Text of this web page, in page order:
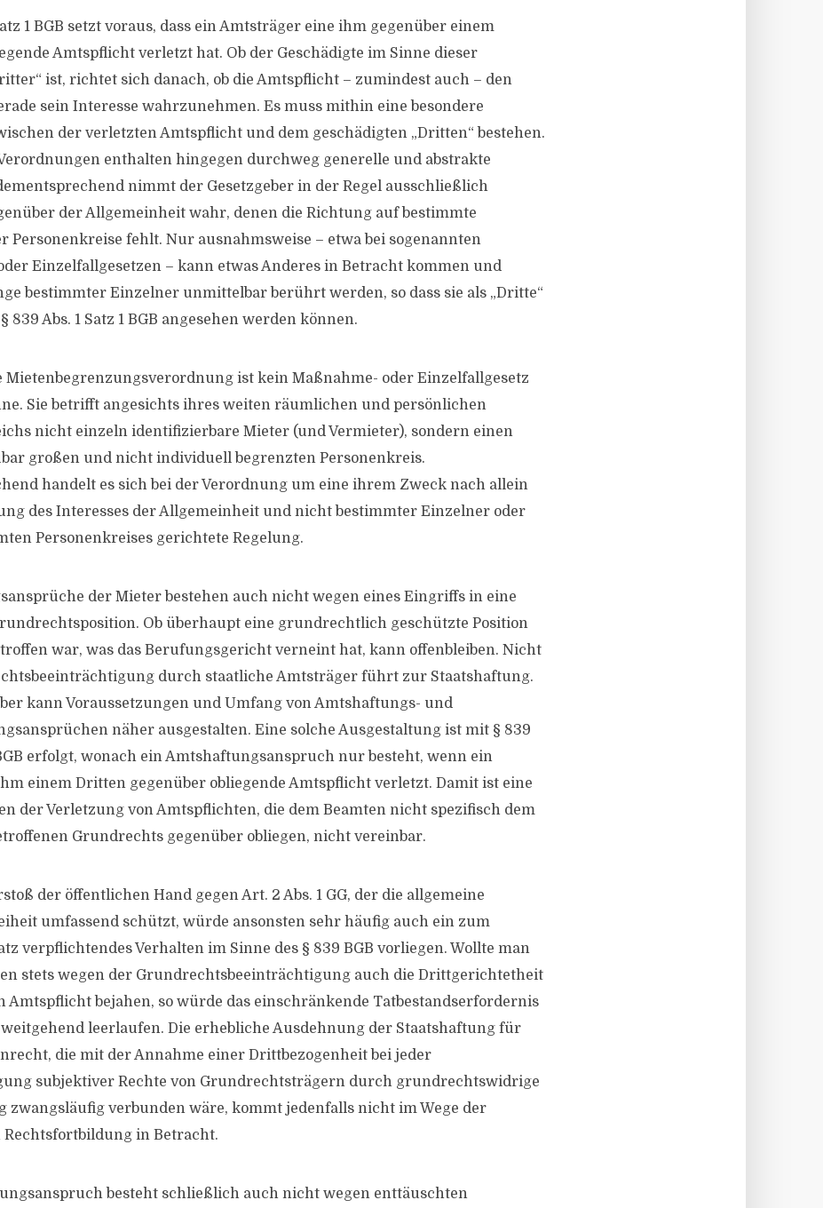
1 BGB setzt voraus, dass ein Amtsträger eine ihm gegenüber einem
Amtspflicht verletzt hat. Ob der Geschädigte im Sinne dieser
ist, richtet sich danach, ob die Amtspflicht – zumindest auch – den
sein Interesse wahrzunehmen. Es muss mithin eine besondere
der verletzten Amtspflicht und dem geschädigten „Dritten“ bestehen.
enthalten hingegen durchweg generelle und abstrakte
nimmt der Gesetzgeber in der Regel ausschließlich
der Allgemeinheit wahr, denen die Richtung auf bestimmte
Personenkreise fehlt. Nur ausnahmsweise – etwa bei sogenannten
Einzelfallgesetzen – kann etwas Anderes in Betracht kommen und
bestimmter Einzelner unmittelbar berührt werden, so dass sie als „Dritte“
839 Abs. 1 Satz 1 BGB angesehen werden können.
Mietenbegrenzungsverordnung ist kein Maßnahme- oder Einzelfallgesetz
Sie betrifft angesichts ihres weiten räumlichen und persönlichen
nicht einzeln identifizierbare Mieter (und Vermieter), sondern einen
großen und nicht individuell begrenzten Personenkreis.
handelt es sich bei der Verordnung um eine ihrem Zweck nach allein
des Interesses der Allgemeinheit und nicht bestimmter Einzelner oder
Personenkreises gerichtete Regelung.
der Mieter bestehen auch nicht wegen eines Eingriffs in eine
Ob überhaupt eine grundrechtlich geschützte Position
war, was das Berufungsgericht verneint hat, kann offenbleiben. Nicht
durch staatliche Amtsträger führt zur Staatshaftung.
kann Voraussetzungen und Umfang von Amtshaftungs- und
näher ausgestalten. Eine solche Ausgestaltung ist mit § 839
erfolgt, wonach ein Amtshaftungsanspruch nur besteht, wenn ein
einem Dritten gegenüber obliegende Amtspflicht verletzt. Damit ist eine
der Verletzung von Amtspflichten, die dem Beamten nicht spezifisch dem
Grundrechts gegenüber obliegen, nicht vereinbar.
der öffentlichen Hand gegen Art. 2 Abs. 1 GG, der die allgemeine
umfassend schützt, würde ansonsten sehr häufig auch ein zum
verpflichtendes Verhalten im Sinne des § 839 BGB vorliegen. Wollte man
stets wegen der Grundrechtsbeeinträchtigung auch die Drittgerichtetheit
Amtspflicht bejahen, so würde das einschränkende Tatbestandserfordernis
weitgehend leerlaufen. Die erhebliche Ausdehnung der Staatshaftung für
die mit der Annahme einer Drittbezogenheit bei jeder
subjektiver Rechte von Grundrechtsträgern durch grundrechtswidrige
zwangsläufig verbunden wäre, kommt jedenfalls nicht im Wege der
in Betracht.
besteht schließlich auch nicht wegen enttäuschten